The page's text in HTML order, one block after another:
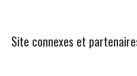
Site connexes et